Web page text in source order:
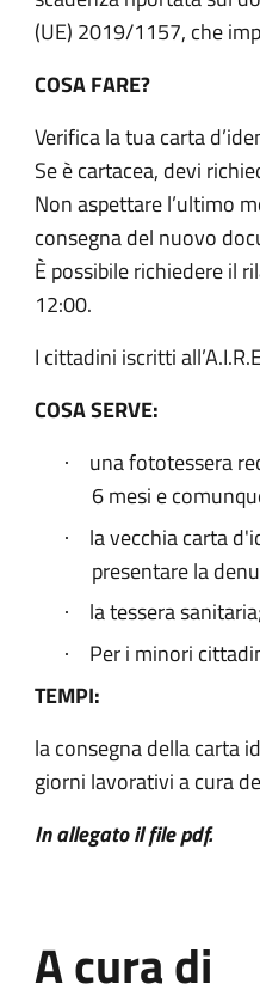
(UE) 2019/1157, che
COSA FARE?
Verifica la tua carta
Se è cartacea, devi
Non aspettare l’ultimo
consegna del nuovo
È possibile richiedere il
12:00.
I cittadini iscritti
COSA SERVE:
·
una fototessera
6 mesi e
·
la vecchia carta
presentare la
· la tessera sanitaria;
·
Per i minori
TEMPI:
la consegna della carta
giorni lavorativi a cura
In allegato il file pdf.
A cura di